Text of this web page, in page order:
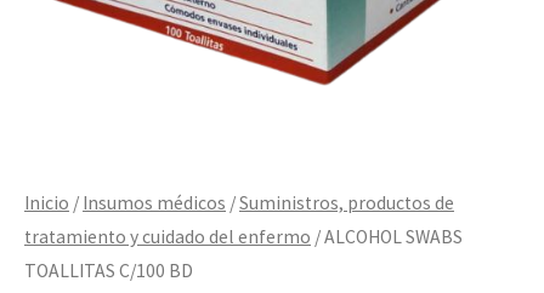
Inicio / Insumos médicos /Suministros, productos de
tratamiento y cuidado del enfermo / ALCOHOL SWABS
TOALLITAS C/100 BD